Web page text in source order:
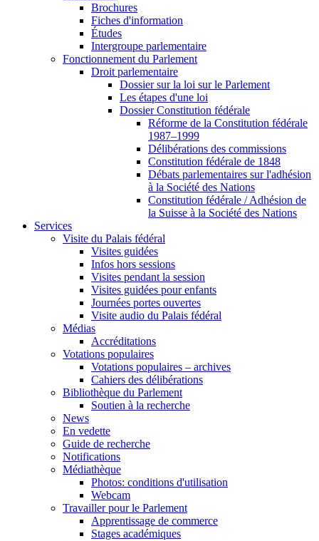
Brochures
Fiches d'information
Études
Intergroupe parlementaire
Fonctionnement du Parlement
Droit parlementaire
Dossier sur la loi sur le Parlement
Les étapes d'une loi
Dossier Constitution fédérale
Réforme de la Constitution fédérale
1987–1999
Délibérations des commissions
Constitution fédérale de 1848
Débats parlementaires sur l'adhésion
à la Société des Nations
Constitution fédérale / Adhésion de
la Suisse à la Société des Nations
Services
Visite du Palais fédéral
Visites guidées
Infos hors sessions
Visites pendant la session
Visites guidées pour enfants
Journées portes ouvertes
Visite audio du Palais fédéral
Médias
Accréditations
Votations populaires
Votations populaires – archives
Cahiers des délibérations
Bibliothèque du Parlement
Soutien à la recherche
News
En vedette
Guide de recherche
Notifications
Médiathèque
Photos: conditions d'utilisation
Webcam
Travailler pour le Parlement
Apprentissage de commerce
Stages académiques